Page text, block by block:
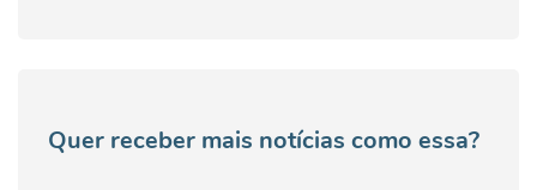
Quer receber mais notícias como essa?